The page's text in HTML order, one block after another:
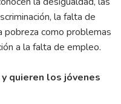
la falta de
pobreza como problemas
a la falta de empleo.
quieren los jóvenes